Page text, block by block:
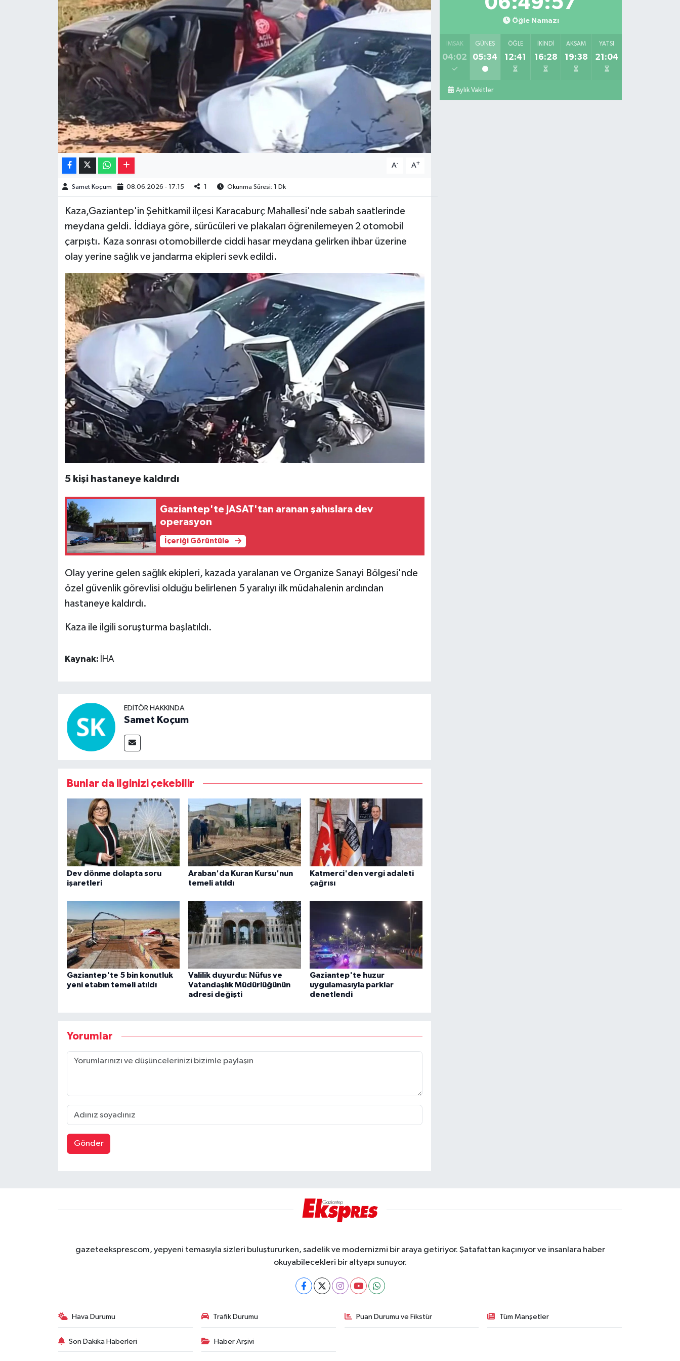
A- A+
Samet Koçum 08.06.2026 - 17:15 Okunma Süresi: 1 Dk
Kaza,Gaziantep'in Şehitkamil ilçesi Karacaburç Mahallesi'nde sabah saatlerinde
meydana geldi. İddiaya göre, sürücüleri ve plakaları öğrenilemeyen 2 otomobil
çarpıştı. Kaza sonrası otomobillerde ciddi hasar meydana gelirken ihbar üzerine
olay yerine sağlık ve jandarma ekipleri sevk edildi.
5 kişi hastaneye kaldırdı
Gaziantep'te JASAT'tan aranan şahıslara dev
operasyon
İçeriği Görüntüle
Olay yerine gelen sağlık ekipleri, kazada yaralanan ve Organize Sanayi Bölgesi'nde
özel güvenlik görevlisi olduğu belirlenen 5 yaralıyı ilk müdahalenin ardından
hastaneye kaldırdı.
Kaza ile ilgili soruşturma başlatıldı.
Kaynak: İHA
EDITÖR HAKKINDA
Samet Koçum
Bunlar da ilginizi çekebilir
Dev dönme dolapta soru
işaretleri
Araban'da Kuran Kursu'nun
temeli atıldı
Katmerci'den vergi adaleti
çağrısı
Gaziantep'te 5 bin konutluk
yeni etabın temeli atıldı
Valilik duyurdu: Nüfus ve
Vatandaşlık Müdürlüğünün
adresi değişti
Gaziantep'te huzur
uygulamasıyla parklar
denetlendi
Yorumlar
Gönder
Öğle Namazı
İMSAK
04:02
GÜNEŞ
05:34
ÖĞLE
12:41
İKINDI
16:28
AKŞAM
19:38
YATSI
21:04
Aylık Vakitler
gazeteeksprescom, yepyeni temasıyla sizleri buluştururken, sadelik ve modernizmi bir araya getiriyor. Şatafattan kaçınıyor ve insanlara haber
okuyabilecekleri bir altyapı sunuyor.
Hava Durumu Trafik Durumu Puan Durumu ve Fikstür Tüm Manşetler
Son Dakika Haberleri Haber Arşivi
Resmi İlanlar
Sinemalar
Siyaset
Teknoloji
Yeme-İçme